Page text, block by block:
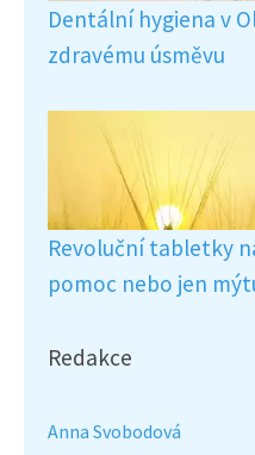
Dentální hygiena v
zdravému úsměvu
Revoluční tabletky
pomoc nebo jen
Redakce
Anna Svobodová